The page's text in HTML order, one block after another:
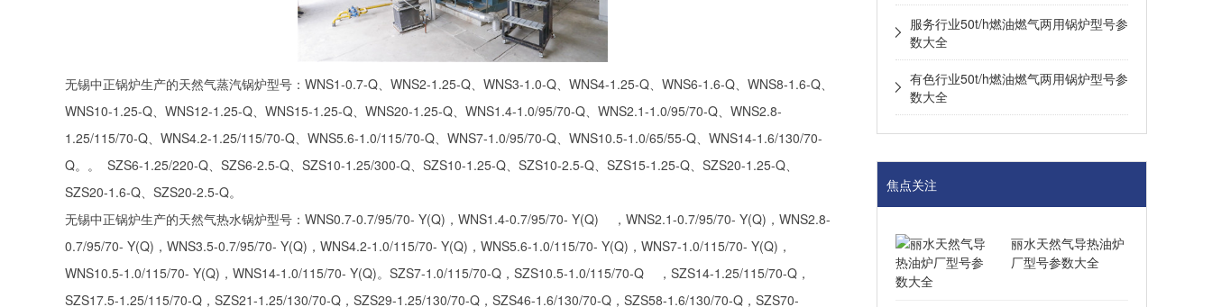
无锡中正锅炉生产的天然气蒸汽锅炉型号：WNS1-0.7-Q、WNS2-1.25-Q、WNS3-1.0-Q、WNS4-1.25-Q、WNS6-1.6-Q、WNS8-1.6-Q、
WNS10-1.25-Q、WNS12-1.25-Q、WNS15-1.25-Q、WNS20-1.25-Q、WNS1.4-1.0/95/70-Q、WNS2.1-1.0/95/70-Q、WNS2.8-
1.25/115/70-Q、WNS4.2-1.25/115/70-Q、WNS5.6-1.0/115/70-Q、WNS7-1.0/95/70-Q、WNS10.5-1.0/65/55-Q、WNS14-1.6/130/70-
Q。。 SZS6-1.25/220-Q、SZS6-2.5-Q、SZS10-1.25/300-Q、SZS10-1.25-Q、SZS10-2.5-Q、SZS15-1.25-Q、SZS20-1.25-Q、
SZS20-1.6-Q、SZS20-2.5-Q。
无锡中正锅炉生产的天然气热水锅炉型号：WNS0.7-0.7/95/70- Y(Q)，WNS1.4-0.7/95/70- Y(Q) ，WNS2.1-0.7/95/70- Y(Q)，WNS2.8-
0.7/95/70- Y(Q)，WNS3.5-0.7/95/70- Y(Q)，WNS4.2-1.0/115/70- Y(Q)，WNS5.6-1.0/115/70- Y(Q)，WNS7-1.0/115/70- Y(Q)，
WNS10.5-1.0/115/70- Y(Q)，WNS14-1.0/115/70- Y(Q)。SZS7-1.0/115/70-Q，SZS10.5-1.0/115/70-Q ，SZS14-1.25/115/70-Q，
SZS17.5-1.25/115/70-Q，SZS21-1.25/130/70-Q，SZS29-1.25/130/70-Q，SZS46-1.6/130/70-Q，SZS58-1.6/130/70-Q，SZS70-
服务行业50t/h燃油燃气两用锅炉型号参
数大全
有色行业50t/h燃油燃气两用锅炉型号参
数大全
焦点关注
丽水天然气导热油炉
厂型号参数大全